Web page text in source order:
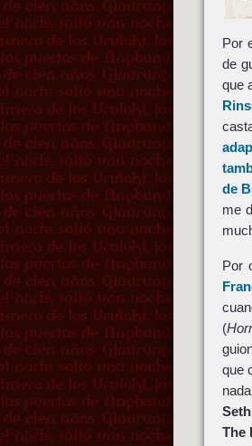
Por
de
que
de
me
Por
(
que
The